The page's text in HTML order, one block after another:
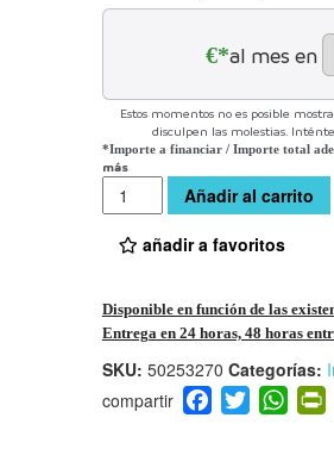
€*al mes en
Estos momentos no es posible
disculpen las molestias.
*Importe a financiar / Importe total
más
Cantidad Añadir al carrito
añadir a favoritos
Disponible en función de las
Entrega en 24 horas, 48 horas
SKU: 50253270 Categorías:
F
a
T
wi
W
h
Pr
in